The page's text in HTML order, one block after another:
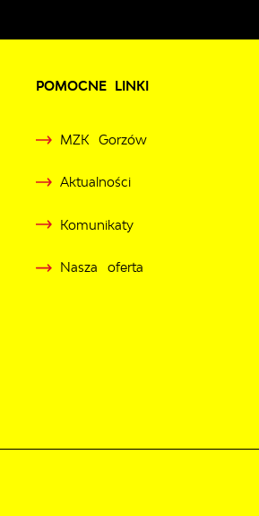
POMOCNE LINKI
MZK Gorzów
Aktualności
Komunikaty
Nasza oferta